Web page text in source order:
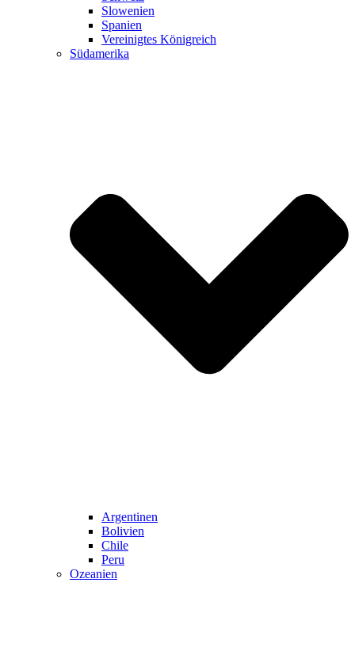
Slowenien
Spanien
Vereinigtes Königreich
Südamerika
Argentinen
Bolivien
Chile
Peru
Ozeanien